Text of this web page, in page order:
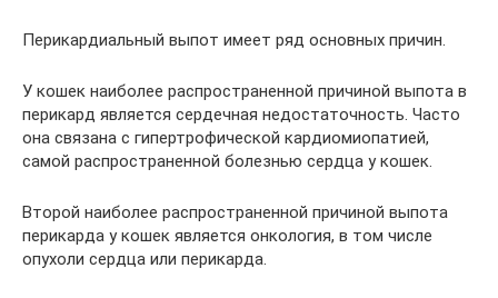
Перикардиальный выпот имеет ряд основных причин.
У кошек наиболее распространенной причиной выпота в
перикард является сердечная недостаточность. Часто
она связана с гипертрофической кардиомиопатией,
самой распространенной болезнью сердца у кошек.
Второй наиболее распространенной причиной выпота
перикарда у кошек является онкология, в том числе
опухоли сердца или перикарда.